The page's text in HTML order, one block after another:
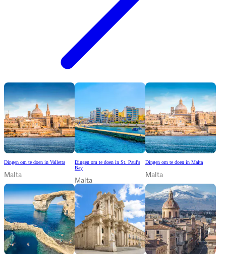
Dingen om te doen in Valletta
Malta
Dingen om te doen in St. Paul's
Bay
Malta
Dingen om te doen in Malta
Malta